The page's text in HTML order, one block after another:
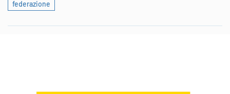
federazione